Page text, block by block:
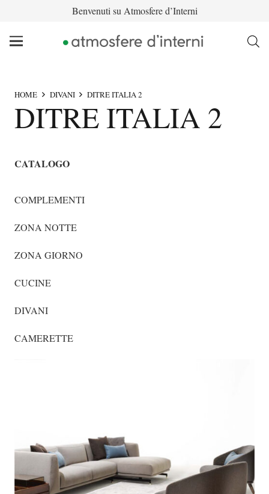
Benvenuti su Atmosfere d’Interni
HOME DIVANI DITRE ITALIA 2
DITRE ITALIA 2
CATALOGO
COMPLEMENTI
ZONA NOTTE
ZONA GIORNO
CUCINE
DIVANI
CAMERETTE